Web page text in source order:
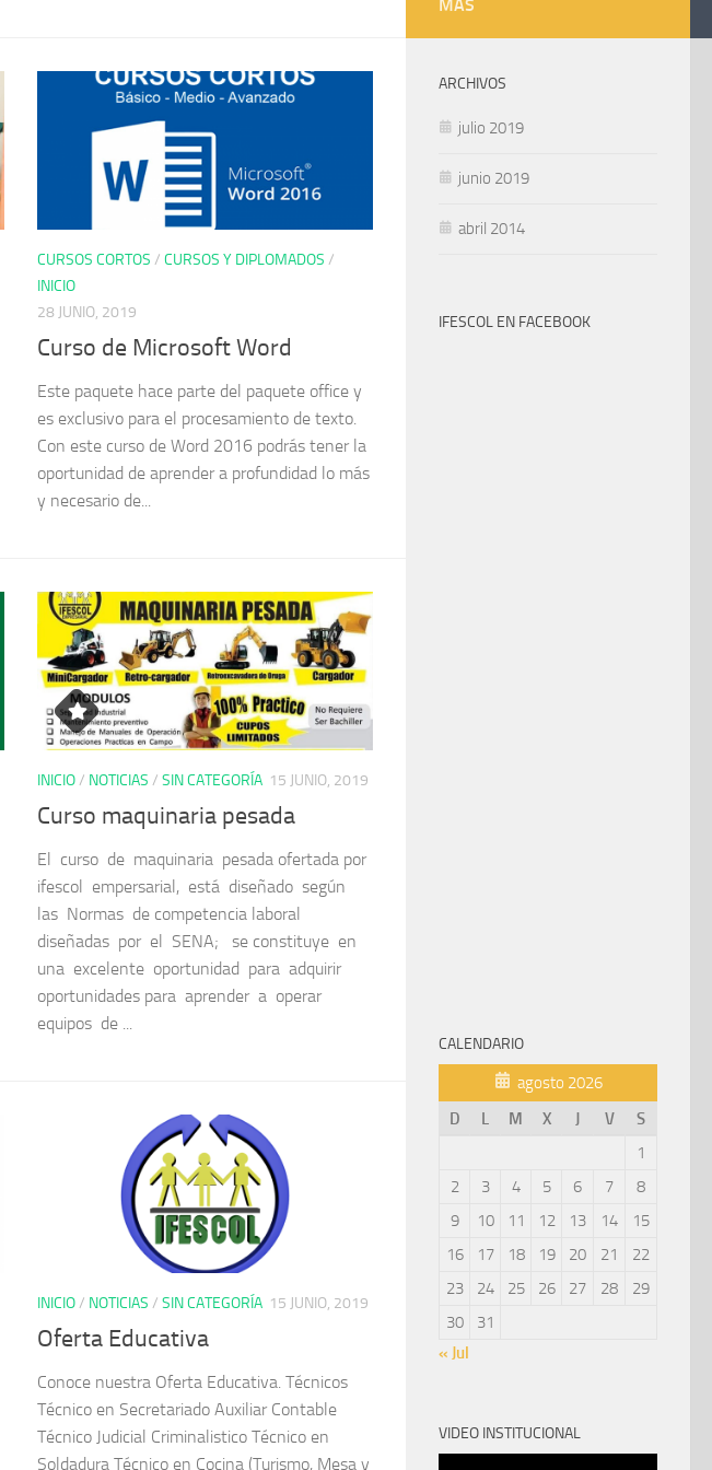
CURSOS CORTOS / CURSOS Y DIPLOMADOS /
INICIO
28 JUNIO, 2019
Curso de Microsoft Word
Este paquete hace parte del paquete office y
es exclusivo para el procesamiento de texto.
Con este curso de Word 2016 podrás tener la
oportunidad de aprender a profundidad lo más
y necesario de...
INICIO/ NOTICIAS / SIN CATEGORÍA 15 JUNIO, 2019
Curso maquinaria pesada
El curso de maquinaria pesada ofertada por
ifescol empersarial, está diseñado según
las Normas de competencia laboral
diseñadas por el SENA; se constituye en
una excelente oportunidad para adquirir
oportunidades para aprender a operar
equipos de ...
INICIO/ NOTICIAS / SIN CATEGORÍA 15 JUNIO, 2019
Oferta Educativa
Conoce nuestra Oferta Educativa. Técnicos
Técnico en Secretariado Auxiliar Contable
Técnico Judicial Criminalistico Técnico en
Soldadura Técnico en Cocina (Turismo, Mesa y
MÁS
ARCHIVOS
julio 2019
junio 2019
abril 2014
IFESCOL EN FACEBOOK
CALENDARIO
agosto 2026
D
L M X J V
S
1
2
3 4 5 6 7
8
9
10 11 12 13 14
15
16
17 18 19 20 21
22
23
24 25 26 27 28
29
30
31
« Jul
VIDEO INSTITUCIONAL